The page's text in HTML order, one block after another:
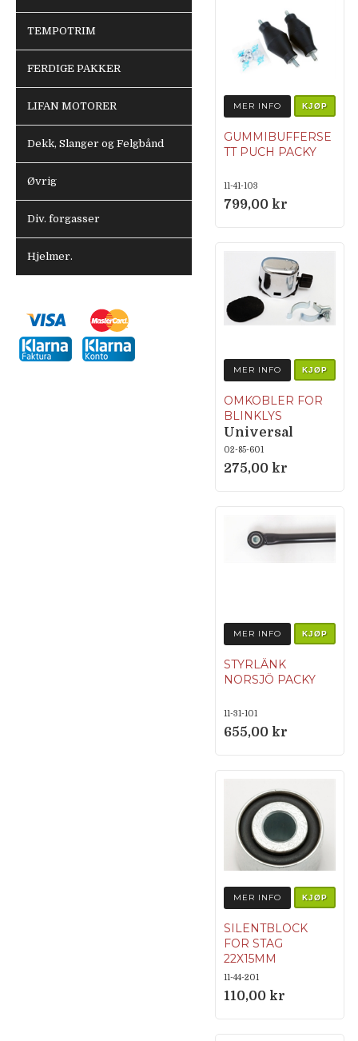
TEMPOTRIM
FERDIGE PAKKER
LIFAN MOTORER
Dekk, Slanger og Felgbånd
Øvrig
Div. forgasser
Hjelmer.
MER INFO KJØP
GUMMIBUFFERSE
TT PUCH PACKY
11-41-103
799,00 kr
MER INFO KJØP
OMKOBLER FOR
BLINKLYS
Universal
02-85-601
275,00 kr
MER INFO KJØP
STYRLÄNK
NORSJÖ PACKY
11-31-101
655,00 kr
MER INFO KJØP
SILENTBLOCK
FOR STAG
22X15MM
Originalnumme
r 24130-3
11-44-201
110,00 kr